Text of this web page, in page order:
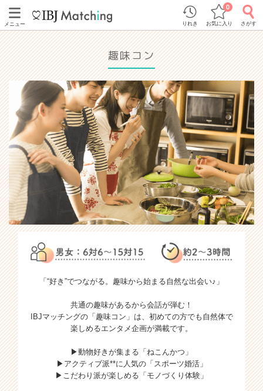
メニュー りれき お気に入り
0
さがす
趣味コン
「“好き”でつながる。趣味から始まる自然な出会い♪」
共通の趣味があるから会話が弾む！
IBJマッチングの「趣味コン」は、初めての方でも自然体で
楽しめるエンタメ企画が満載です。
▶動物好きが集まる「ねこんかつ」
▶アクティブ派**に人気の「スポーツ婚活」
▶こだわり派が楽しめる「モノづくり体験」